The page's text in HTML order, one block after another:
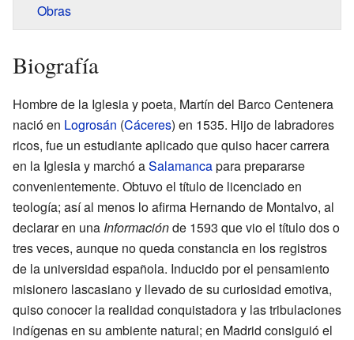
Obras
Biografía
Hombre de la Iglesia y poeta, Martín del Barco Centenera
nació en Logrosán (Cáceres) en 1535. Hijo de labradores
ricos, fue un estudiante aplicado que quiso hacer carrera
en la Iglesia y marchó aSalamancapara prepararse
convenientemente. Obtuvo el título de licenciado en
teología; así al menos lo afirma Hernando de Montalvo, al
declarar en una Informaciónde 1593 que vio el título dos o
tres veces, aunque no queda constancia en los registros
de la universidad española. Inducido por el pensamiento
misionero lascasiano y llevado de su curiosidad emotiva,
quiso conocer la realidad conquistadora y las tribulaciones
indígenas en su ambiente natural; en Madrid consiguió el